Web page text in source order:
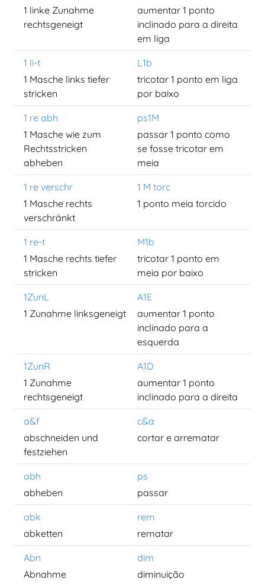
1 linke Zunahme
rechtsgeneigt
aumentar 1 ponto
inclinado para a direita
em liga
1 li-t
L1b
1 Masche links tiefer
stricken
tricotar 1 ponto em liga
por baixo
1 re abh
ps1M
1 Masche wie zum
Rechtsstricken
abheben
passar 1 ponto como
se fosse tricotar em
meia
1 re verschr
1 M torc
1 Masche rechts
verschränkt
1 ponto meia torcido
1 re-t
M1b
1 Masche rechts tiefer
stricken
tricotar 1 ponto em
meia por baixo
1ZunL
A1E
1 Zunahme linksgeneigt
aumentar 1 ponto
inclinado para a
esquerda
1ZunR
A1D
1 Zunahme
rechtsgeneigt
aumentar 1 ponto
inclinado para a direita
a&f
c&a
abschneiden und
festziehen
cortar e arrematar
abh
ps
abheben
passar
abk
rem
abketten
rematar
Abn
dim
Abnahme
diminuição